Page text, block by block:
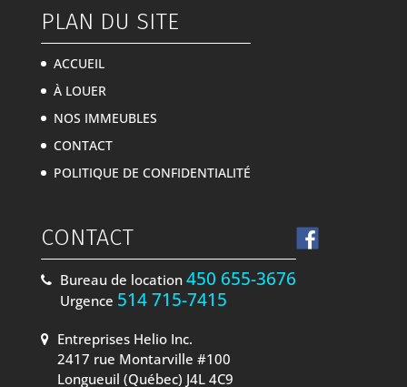
PLAN DU SITE
ACCUEIL
À LOUER
NOS IMMEUBLES
CONTACT
POLITIQUE DE CONFIDENTIALITÉ
CONTACT
Bureau de location 450 655-3676
Urgence 514 715-7415
Entreprises Helio Inc.
2417 rue Montarville #100
Longueuil (Québec) J4L 4C9